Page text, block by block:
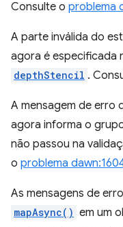
Consulte o problema
A parte inválida do
agora é especificada
depthStencil .
A mensagem de erro
agora informa o
não passou na
o problema
As mensagens de
mapAsync() em um